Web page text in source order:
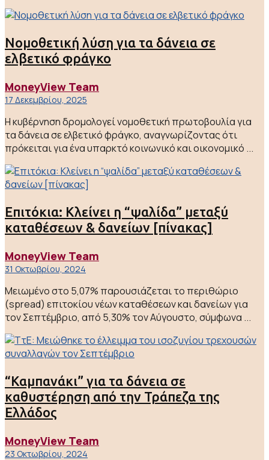
Νομοθετική λύση για τα δάνεια σε
ελβετικό φράγκο
MoneyView Team
17 Δεκεμβρίου, 2025
Η κυβέρνηση δρομολογεί νομοθετική πρωτοβουλία για
τα δάνεια σε ελβετικό φράγκο, αναγνωρίζοντας ότι
πρόκειται για ένα υπαρκτό κοινωνικό και οικονομικό ...
Επιτόκια: Κλείνει η “ψαλίδα” μεταξύ
καταθέσεων & δανείων [πίνακας]
MoneyView Team
31 Οκτωβρίου, 2024
Μειωμένο στο 5,07% παρουσιάζεται το περιθώριο
(spread) επιτοκίου νέων καταθέσεων και δανείων για
τον Σεπτέμβριο, από 5,30% τον Αύγουστο, σύμφωνα ...
“Καμπανάκι” για τα δάνεια σε
καθυστέρηση από την Τράπεζα της
Ελλάδος
MoneyView Team
23 Οκτωβρίου, 2024